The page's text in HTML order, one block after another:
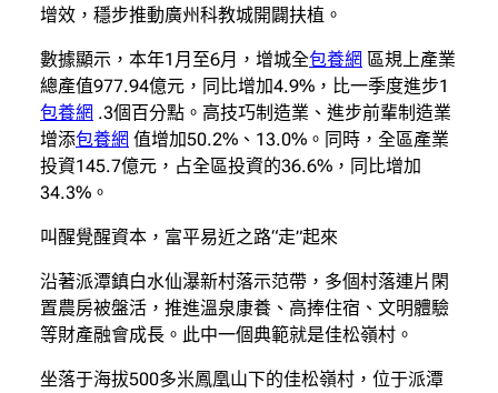
增效，穩步推動廣州科教城開闢扶植。
數據顯示，本年1月至6月，增城全包養網 區規上產業
總產值977.94億元，同比增加4.9%，比一季度進步1
包養網 .3個百分點。高技巧制造業、進步前輩制造業
增添包養網 值增加50.2%、13.0%。同時，全區產業
投資145.7億元，占全區投資的36.6%，同比增加
34.3%。
叫醒覺醒資本，富平易近之路“走”起來
沿著派潭鎮白水仙瀑新村落示范帶，多個村落連片閑
置農房被盤活，推進溫泉康養、高捧住宿、文明體驗
等財產融會成長。此中一個典範就是佳松嶺村。
坐落于海拔500多米鳳凰山下的佳松嶺村，位于派潭